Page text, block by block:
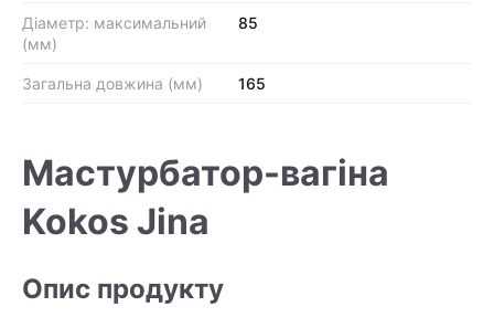
Діаметр: максимальний
(мм)
85
Загальна довжина (мм) 165
Мастурбатор-вагіна
Kokos Jina
Опис продукту